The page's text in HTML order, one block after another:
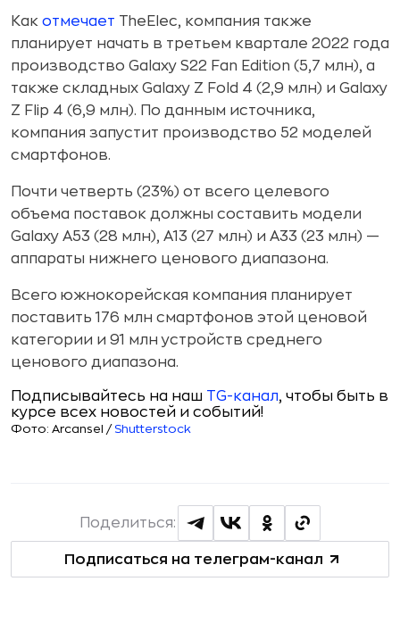
Как отмечает TheElec, компания также
планирует начать в третьем квартале 2022 года
производство Galaxy S22 Fan Edition (5,7 млн), а
также складных Galaxy Z Fold 4 (2,9 млн) и Galaxy
Z Flip 4 (6,9 млн). По данным источника,
компания запустит производство 52 моделей
смартфонов.
Почти четверть (23%) от всего целевого
объема поставок должны составить модели
Galaxy A53 (28 млн), A13 (27 млн) и A33 (23 млн) —
аппараты нижнего ценового диапазона.
Всего южнокорейская компания планирует
поставить 176 млн смартфонов этой ценовой
категории и 91 млн устройств среднего
ценового диапазона.
Подписывайтесь на наш TG-канал, чтобы быть в
курсе всех новостей и событий!
Фото: Arcansel / Shutterstock
Подписаться на телеграм-канал
Поделиться: